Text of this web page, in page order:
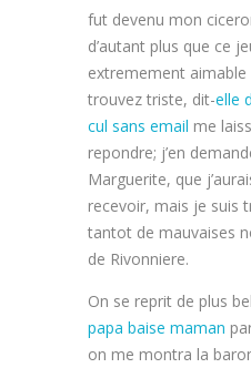
fut devenu mon
d’autant plus que ce
extremement
trouvez triste, dit-elle
cul sans email me
repondre; j’en
Marguerite, que
recevoir, mais je suis
tantot de mauvaises
de Rivonniere.
On se reprit de plus
papa baise maman
on me montra la